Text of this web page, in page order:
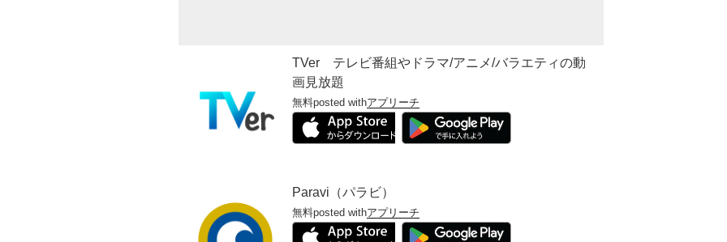
TVer テレビ番組やドラマ/アニメ/バラエティの動
画見放題
無料posted withアプリーチ
Paravi（パラビ）
無料posted withアプリーチ